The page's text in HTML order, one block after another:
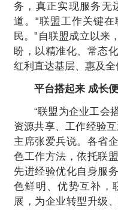
务，真正实现服务无
道。“联盟工作关键
民。”自联盟成立以来
盼，以精准化、常态
红利直达基层、惠及全
平台搭起来 成长
“联盟为企业工会
资源共享、工作经验
主席张爱兵说。各省
色工作方法，依托联
先进经验优化自身服
色鲜明、优势互补，
展，为企业转型升级